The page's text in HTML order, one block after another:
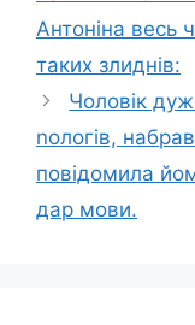
Антоніна весь
таких злиднів:
Чоловік
nологів,
повідомила
дар мови.